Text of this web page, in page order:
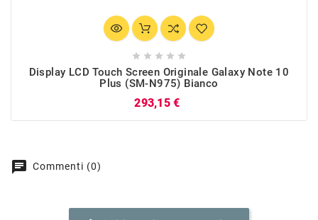
    
Display LCD Touch Screen Originale Galaxy Note 10
Plus (SM-N975) Bianco
293,15 €
chat Commenti (0)